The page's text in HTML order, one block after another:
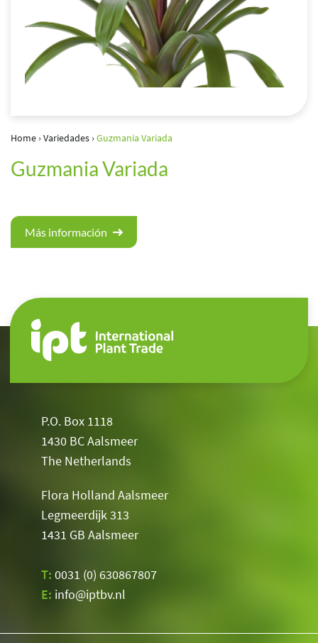
Home›Variedades›Guzmania Variada
Guzmania Variada
Más información
P.O. Box 1118
1430 BC Aalsmeer
The Netherlands
Flora Holland Aalsmeer
Legmeerdijk 313
1431 GB Aalsmeer
T: 0031 (0) 630867807
E: info@iptbv.nl